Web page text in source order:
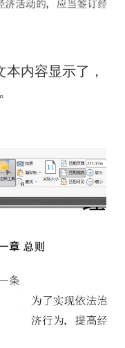
内容显示了，